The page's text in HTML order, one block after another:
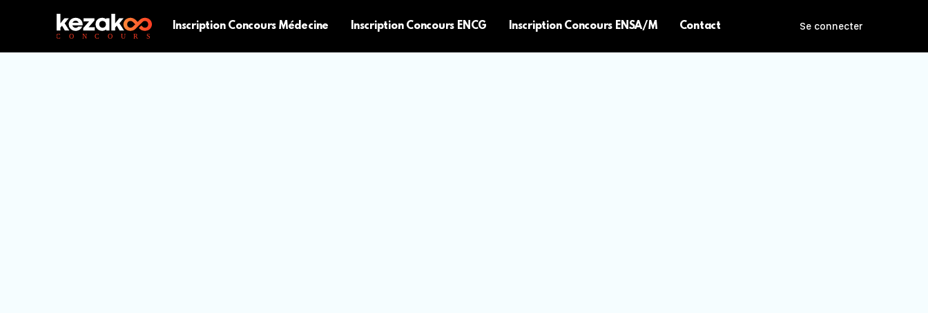
Inscription Concours Médecine Inscription Concours ENCG Inscription Concours ENSA/M Contact Se connecter